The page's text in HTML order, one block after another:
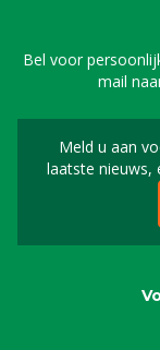
Bel voor
mail
Meld u aan
laatste nieuws,